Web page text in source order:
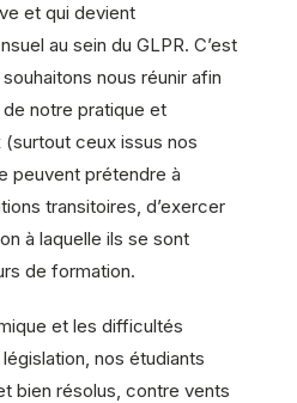
et qui devient
au sein du GLPR. C’est
nous réunir afin
notre pratique et
ceux issus nos
peuvent prétendre à
transitoires, d’exercer
à laquelle ils se sont
de formation.
et les difficultés
nos étudiants
bien résolus, contre vents